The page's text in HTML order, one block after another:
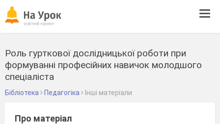
Роль гурткової дослідницької роботи при
формуванні професійних навичок молодшого
спеціаліста
Бібліотека Педагогіка Інші матеріали
Про матеріал